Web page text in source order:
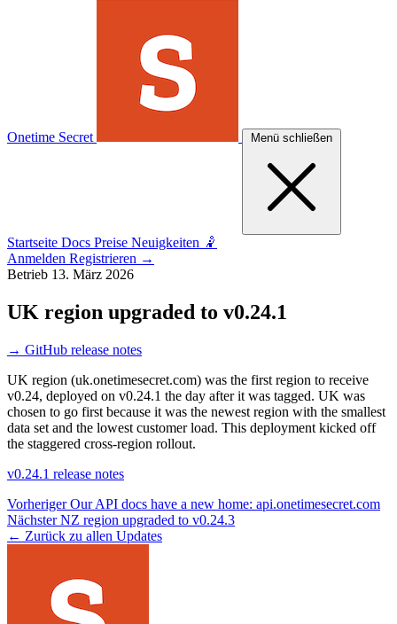
Onetime Secret Menü schließen
Startseite Docs Preise Neuigkeiten 🤾
Anmelden Registrieren →
Betrieb 13. März 2026
UK region upgraded to v0.24.1
→ GitHub release notes
UK region (uk.onetimesecret.com) was the first region to receive
v0.24, deployed on v0.24.1 the day after it was tagged. UK was
chosen to go first because it was the newest region with the smallest
data set and the lowest customer load. This deployment kicked off
the staggered cross-region rollout.
v0.24.1 release notes
VorherigerOur API docs have a new home: api.onetimesecret.com
NächsterNZ region upgraded to v0.24.3
← Zurück zu allen Updates